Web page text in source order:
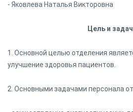
- Яковлева Наталья Викторовна
Цель и
1. Основной целью отделения
улучшение здоровья пациентов.
2. Основными задачами персонала